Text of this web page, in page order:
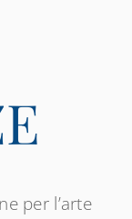
per l’arte